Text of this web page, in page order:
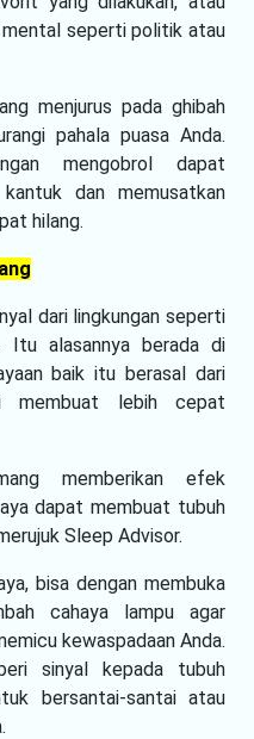
mental seperti politik atau
menjurus pada ghibah
pahala puasa Anda.
mengobrol dapat
dan memusatkan
hilang.
dari lingkungan seperti
Itu alasannya berada di
baik itu berasal dari
membuat lebih cepat
memberikan efek
dapat membuat tubuh
Sleep Advisor.
bisa dengan membuka
cahaya lampu agar
kewaspadaan Anda.
sinyal kepada tubuh
bersantai-santai atau